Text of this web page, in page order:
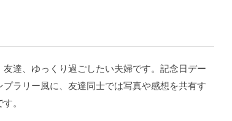
達、ゆっくり過ごしたい夫婦です。記念日デー
ラリー風に、友達同士では写真や感想を共有す
。